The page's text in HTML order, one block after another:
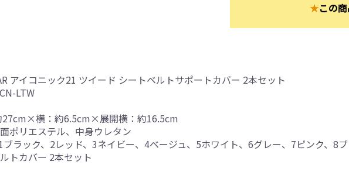
★この
アイコニック21 ツイード シートベルトサポートカバー 2本セット
LTW
横：約6.5cm×展開横：約16.5cm
ポリエステル、中身ウレタン
ラック、2レッド、3ネイビー、4ベージュ、5ホワイト、6グレー、7ピンク、8
トカバー 2本セット